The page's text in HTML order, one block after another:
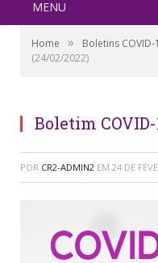
MENU
Home » Boletins COVID-
(24/02/2022)
Boletim
POR CR2-ADMIN2 EM 24 DE